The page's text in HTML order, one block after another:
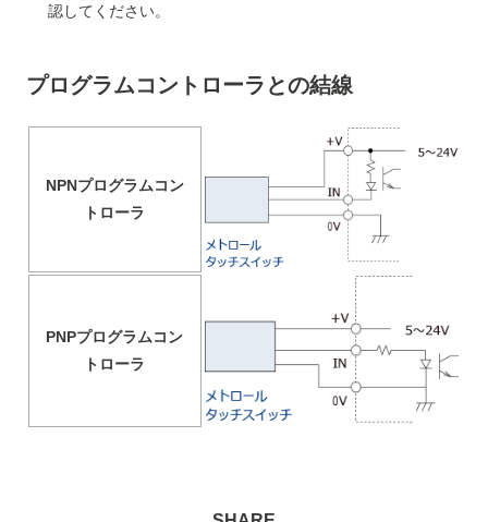
認してください。
プログラムコントローラとの結線
NPNプログラムコン
トローラ
PNPプログラムコン
トローラ